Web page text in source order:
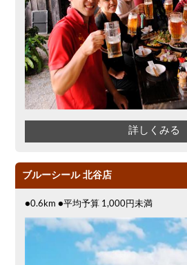
詳しくみる
ブルーシール 北谷店
●0.6km ●平均予算 1,000円未満